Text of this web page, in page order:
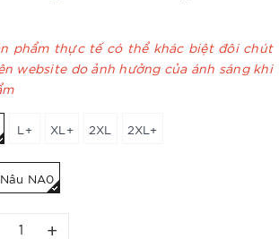
phẩm thực tế có thể khác biệt đôi chút
website do ảnh hưởng của ánh sáng khi
L+ XL+ 2XL 2XL+
Nâu NA0
+